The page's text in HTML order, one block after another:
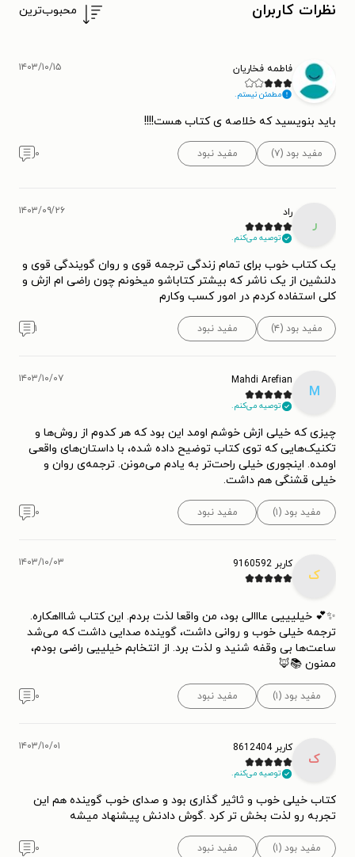
نظرات کاربران محبوب‌ترین
فاطمه فخاریان
مطمئن نیستم.
۱۴۰۳/۱۰/۱۵
باید بنویسید که خلاصه ی کتاب هست!!!!
مفید بود (۷) مفید نبود ۰
ر
راد
توصیه می‌کنم.
۱۴۰۳/۰۹/۲۶
یک کتاب خوب برای تمام زندگی ترجمه قوی و روان گویندگی قوی و
دلنشین از یک ناشر که بیشتر کتاباشو میخونم چون راضی ام ازش و
کلی ا‌ستفاده کردم در امور کسب وکارم
مفید بود (۴) مفید نبود ۱
M
Mahdi Arefian
توصیه می‌کنم.
۱۴۰۳/۱۰/۰۷
چیزی که خیلی ازش خوشم اومد این بود که هر کدوم از روش‌ها و
تکنیک‌هایی که توی کتاب توضیح داده شده، با داستان‌های واقعی
اومده‌. اینجوری خیلی راحت‌تر به یادم می‌مونن‌. ترجمه‌ی روان و
خیلی قشنگی هم داشت.
مفید بود (۱) مفید نبود ۰
ک
کاربر 9160592 ۱۴۰۳/۱۰/۰۳
✨💕 خیلیییی عااالی بود، من واقعا لذت بردم. این کتاب شاااهکاره.
ترجمه خیلی خوب و روانی داشت، گوینده صدایی داشت که می‌شد
ساعت‌ها بی وقفه شنید و لذت برد. از انتخابم خیلییی راضی بودم،
ممنون 📚🦊
مفید بود (۱) مفید نبود ۰
ک
کاربر 8612404
توصیه می‌کنم.
۱۴۰۳/۱۰/۰۱
کتاب خیلی خوب و ثاثیر گذاری بود و صدای خوب گوینده هم این
تجربه رو لذت بخش تر کرد .گوش دادنش پیشنهاد میشه
مفید بود (۱) مفید نبود ۰